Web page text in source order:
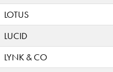
LOTUS
LUCID
LYNK & CO